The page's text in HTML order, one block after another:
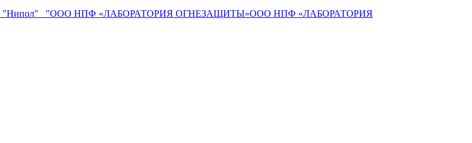
"Нипол"
"ООО НПФ «ЛАБОРАТОРИЯ ОГНЕЗАЩИТЫ»ООО НПФ «ЛАБОРАТОРИЯ